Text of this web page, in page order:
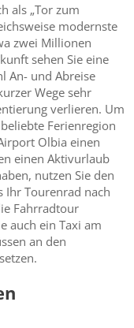
als „Tor zum
modernste
zwei Millionen
sehen Sie eine
An- und Abreise
Wege sehr
verlieren. Um
Ferienregion
Olbia einen
einen Aktivurlaub
nutzen Sie den
Ihr Tourenrad nach
Fahrradtour
auch ein Taxi am
an den